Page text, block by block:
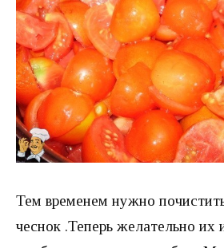
Тем временем нужно
чеснок .Теперь желательно их